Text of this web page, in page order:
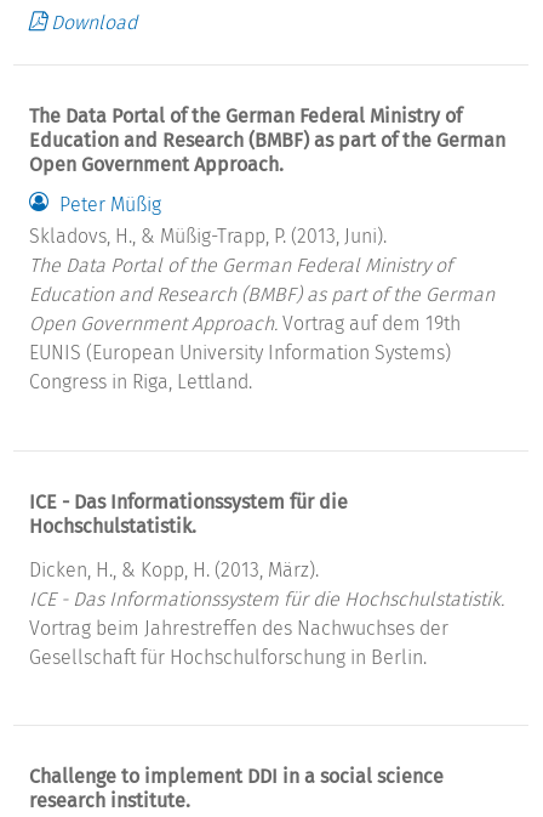
Download
The Data Portal of the German Federal Ministry of
Education and Research (BMBF) as part of the German
Open Government Approach.
Peter Müßig
Skladovs, H., & Müßig-Trapp, P. (2013, Juni).
The Data Portal of the German Federal Ministry of
Education and Research (BMBF) as part of the German
Open Government Approach. Vortrag auf dem 19th
EUNIS (European University Information Systems)
Congress in Riga, Lettland.
ICE - Das Informationssystem für die
Hochschulstatistik.
Dicken, H., & Kopp, H. (2013, März).
ICE - Das Informationssystem für die Hochschulstatistik.
Vortrag beim Jahrestreffen des Nachwuchses der
Gesellschaft für Hochschulforschung in Berlin.
Challenge to implement DDI in a social science
research institute.